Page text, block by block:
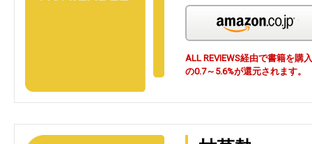
ALL REVIEWS経由で書籍を購
の0.7～5.6%が還元されます。